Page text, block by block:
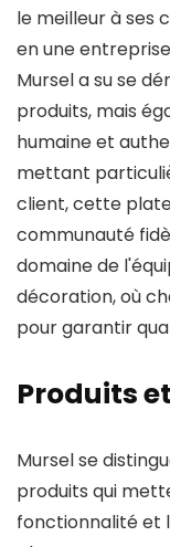
le meilleur à ses
en une
Mursel a su se
produits, mais
humaine et
mettant
client, cette
communauté
domaine de
décoration, où
pour garantir
Produits
Mursel se
produits qui
fonctionnalité et